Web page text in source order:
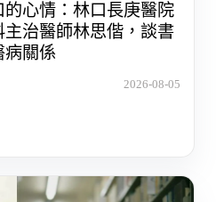
心情：林口長庚醫院
主治醫師林思偕，談書
病關係
2026-08-05